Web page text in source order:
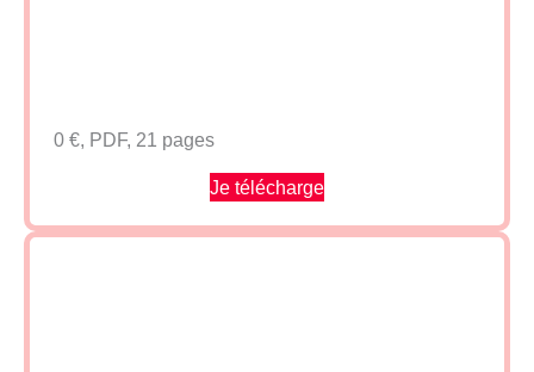
0 €, PDF, 21 pages
Je télécharge